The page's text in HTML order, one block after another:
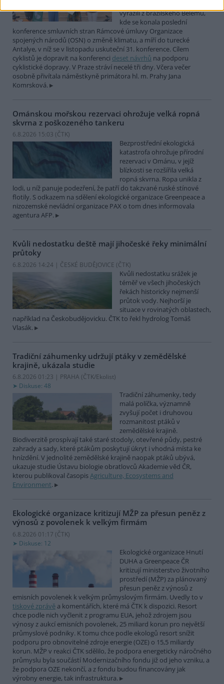
vyrazili z brazilského Belému,
kde se konala poslední
konference smluvních stran Rámcové úmluvy Organizace
spojených národů (OSN) o změně klimatu, a míří do turecké
Antalye, v níž se v listopadu uskuteční 31. konference. Cílem
cyklistů je dopravit na konferenci deset návrhů na podporu
cyklistické dopravy. V Praze stráví necelé tři dny. Včera večer
osobně přivítala náměstkyně primátora hl. m. Prahy Jana
Komrsková.
Ománskou mořskou rezervaci ohrožuje velká ropná
skvrna z poškozeného tankeru
6.8.2026 15:03 (ČTK)
Bezprostřední ekologická
katastrofa ohrožuje přírodní
rezervaci v Ománu, v jejíž
blízkosti se rozšířila velká
ropná skvrna. Ropa unikla z
lodi, u níž panuje podezření, že patří do takzvané ruské stínové
flotily. S odkazem na sdělení ekologické organizace Greenpeace a
nizozemské nevládní organizace PAX o tom dnes informovala
agentura AFP.
Kvůli nedostatku deště mají jihočeské řeky minimální
průtoky
6.8.2026 14:24 | ČESKÉ BUDĚJOVICE (ČTK)
Kvůli nedostatku srážek je
téměř ve všech jihočeských
řekách historicky nejmenší
průtok vody. Nejhorší je
situace v rovinatých oblastech,
například na Českobudějovicku. ČTK to řekl hydrolog Tomáš
Vlasák.
Tradiční záhumenky udržují ptáky v zemědělské
krajině, ukázala studie
6.8.2026 01:23 | PRAHA (ČTK/Ekolist)
Diskuse: 48
Tradiční záhumenky, tedy
malá políčka, významně
zvyšují počet i druhovou
rozmanitost ptáků v
zemědělské krajině.
Biodiverzitě prospívají také staré stodoly, otevřené půdy, pestré
zahrady a sady, které ptákům poskytují úkryt i vhodná místa ke
hnízdění. V jednolité zemědělské krajině naopak ptáků ubývá,
ukazuje studie Ústavu biologie obratlovců Akademie věd ČR,
kterou publikoval časopisAgriculture, Ecosystems and
Environment.
Ekologické organizace kritizují MŽP za přesun peněz z
výnosů z povolenek k velkým firmám
6.8.2026 01:17 (ČTK)
Diskuse: 12
Ekologické organizace Hnutí
DUHA a Greenpeace ČR
kritizují ministerstvo životního
prostředí (MŽP) za plánovaný
přesun peněz z výnosů z
emisních povolenek k velkým průmyslovým firmám. Uvedly to v
tiskové zprávě a komentářích, které má ČTK k dispozici. Resort
chce podle nich vyčlenit z programu EUA, jehož zdrojem jsou
výnosy z aukcí emisních povolenek, 25 miliard korun pro největší
průmyslové podniky. K tomu chce podle ekologů resort snížit
podporu pro obnovitelné zdroje energie (OZE) o 15,5 miliardy
korun. MŽP v reakci ČTK sdělilo, že podpora energeticky náročného
průmyslu byla součástí Modernizačního fondu již od jeho vzniku, a
že podpora OZE nekončí, a z fondu budou financovány jak
výrobny energie, tak infrastruktura.